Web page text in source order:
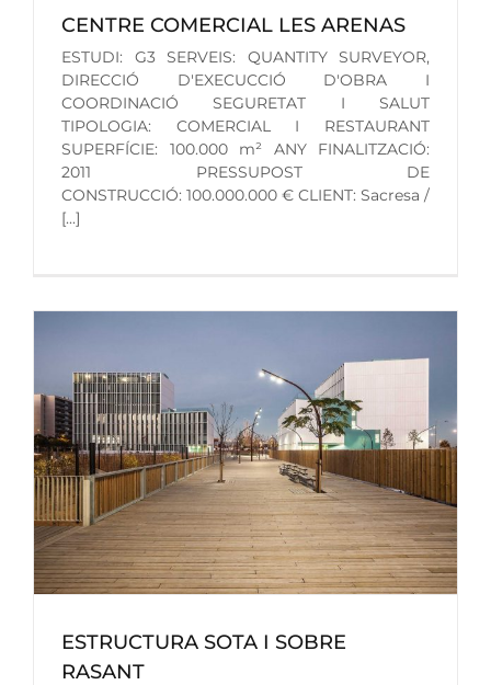
CENTRE COMERCIAL LES ARENAS
ESTUDI: G3 SERVEIS: QUANTITY SURVEYOR,
DIRECCIÓ D'EXECUCCIÓ D'OBRA I
COORDINACIÓ SEGURETAT I SALUT
TIPOLOGIA: COMERCIAL I RESTAURANT
SUPERFÍCIE: 100.000 m² ANY FINALITZACIÓ:
2011 PRESSUPOST DE
CONSTRUCCIÓ: 100.000.000 € CLIENT: Sacresa /
[...]
ESTRUCTURA SOTA I SOBRE
RASANT